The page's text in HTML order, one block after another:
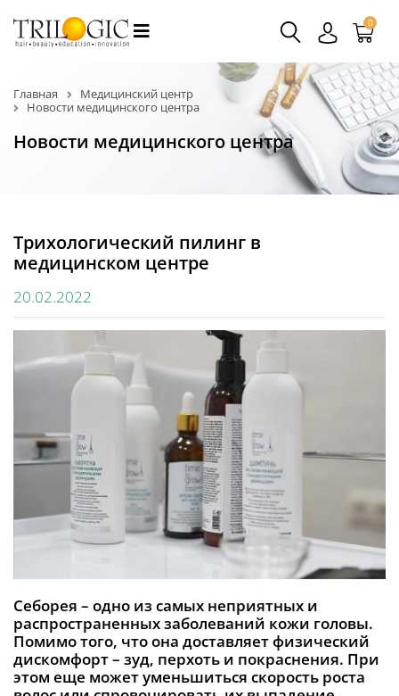
0
Главная
Медицинский центр
Новости медицинского центра
Новости медицинского центра
Трихологический пилинг в
медицинском центре
20.02.2022
Себорея – одно из самых неприятных и
распространенных заболеваний кожи головы.
Помимо того, что она доставляет физический
дискомфорт – зуд, перхоть и покраснения. При
этом еще может уменьшиться скорость роста